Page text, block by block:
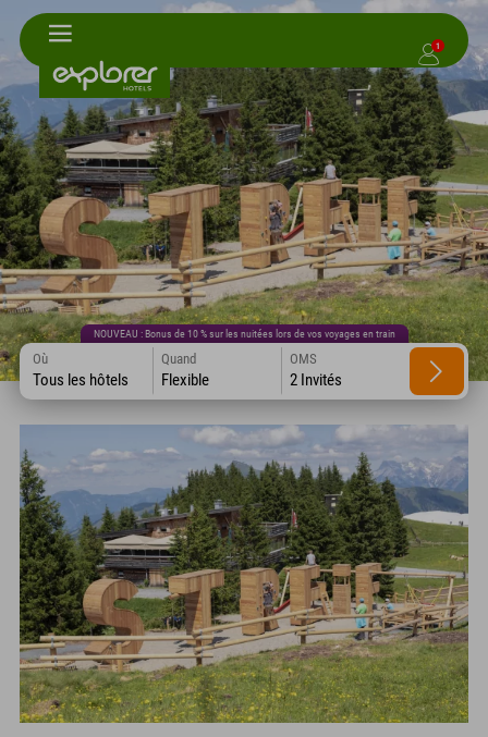
1
NOUVEAU : Bonus de 10 % sur les nuitées lors de vos voyages en train
Où
Tous les hôtels
Quand
Flexible
OMS
2 Invités